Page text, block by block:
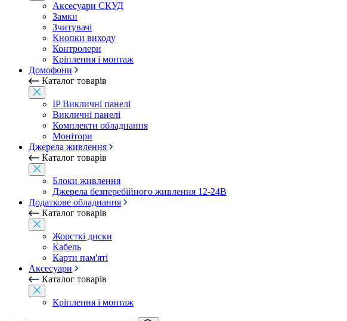
Аксесуари СКУД
Замки
Зчитувачі
Кнопки виходу
Контролери
Кріплення і монтаж
Домофони
Каталог товарів
IP Викличні панелі
Викличні панелі
Комплекти обладнання
Монітори
Джерела живлення
Каталог товарів
Блоки живлення
Джерела безперебійного живлення 12-24В
Додаткове обладнання
Каталог товарів
Жорсткі диски
Кабель
Карти пам'яті
Аксесуари
Каталог товарів
Кріплення і монтаж